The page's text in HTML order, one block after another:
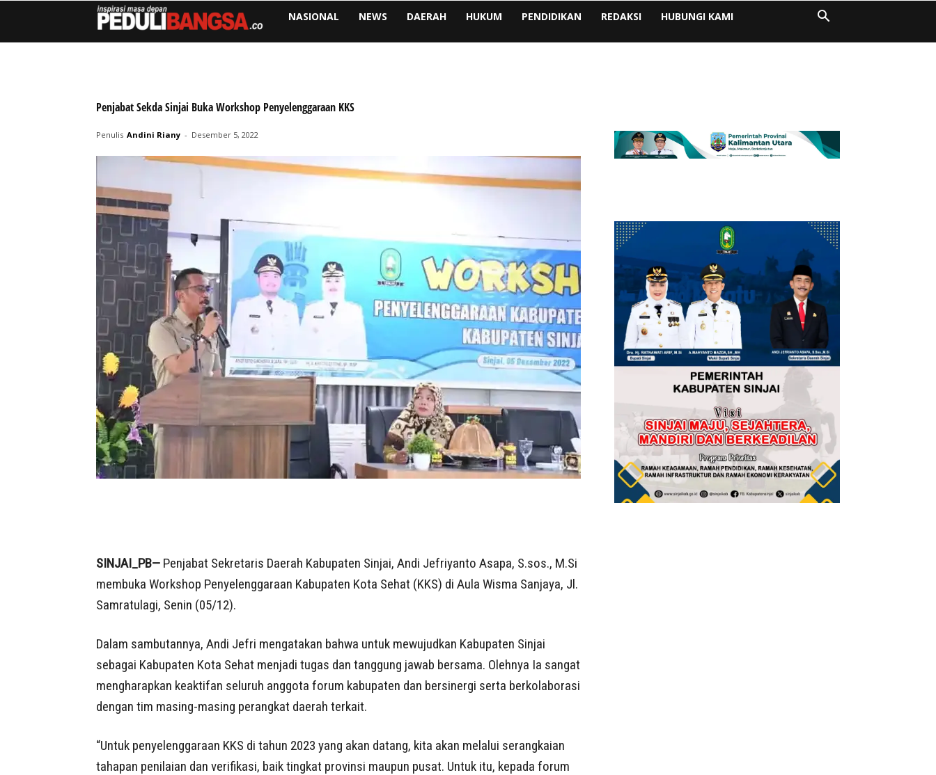
NASIONAL NEWS DAERAH HUKUM PENDIDIKAN REDAKSI HUBUNGI KAMI
Penjabat Sekda Sinjai Buka Workshop Penyelenggaraan KKS
Penulis Andini Riany - Desember 5, 2022
SINJAI_PB— Penjabat Sekretaris Daerah Kabupaten Sinjai, Andi Jefriyanto Asapa, S.sos., M.Si
membuka Workshop Penyelenggaraan Kabupaten Kota Sehat (KKS) di Aula Wisma Sanjaya, Jl.
Samratulagi, Senin (05/12).
Dalam sambutannya, Andi Jefri mengatakan bahwa untuk mewujudkan Kabupaten Sinjai
sebagai Kabupaten Kota Sehat menjadi tugas dan tanggung jawab bersama. Olehnya Ia sangat
mengharapkan keaktifan seluruh anggota forum kabupaten dan bersinergi serta berkolaborasi
dengan tim masing-masing perangkat daerah terkait.
“Untuk penyelenggaraan KKS di tahun 2023 yang akan datang, kita akan melalui serangkaian
tahapan penilaian dan verifikasi, baik tingkat provinsi maupun pusat. Untuk itu, kepada forum